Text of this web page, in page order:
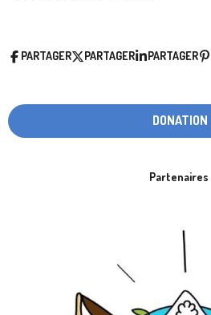
PARTAGER PARTAGER PARTAGER
DONATION
Partenaires